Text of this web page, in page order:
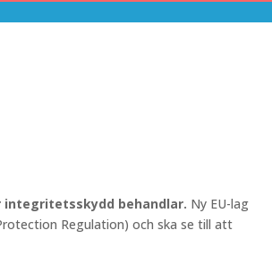
behandlar. Ny EU-lag
Regulation) och ska se till att